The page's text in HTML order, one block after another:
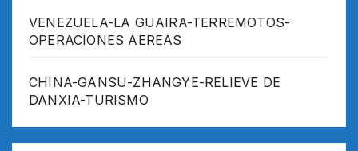
VENEZUELA-LA GUAIRA-TERREMOTOS-
OPERACIONES AEREAS
CHINA-GANSU-ZHANGYE-RELIEVE DE
DANXIA-TURISMO